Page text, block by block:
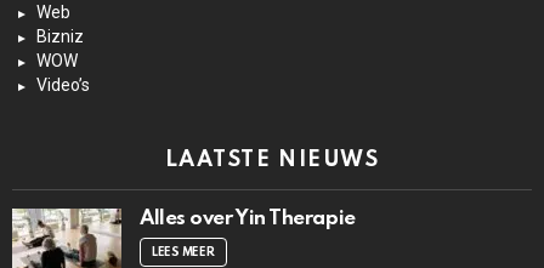
Web
Bizniz
WOW
Video’s
LAATSTE NIEUWS
Alles over Yin Therapie
LEES MEER